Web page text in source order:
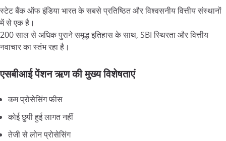
स्टेट बैंक ऑफ इंडिया भारत के सबसे प्रतिष्ठित और विश्वसनीय वित्तीय संस्थानों
में से एक है।
200 साल से अधिक पुराने समृद्ध इतिहास के साथ, SBI स्थिरता और वित्तीय
नवाचार का स्तंभ रहा है।
एसबीआई पेंशन ऋण की मुख्य विशेषताएं
कम प्रोसेसिंग फीस
कोई छुपी हुई लागत नहीं
तेजी से लोन प्रोसेसिंग